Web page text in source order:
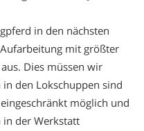
in den nächsten
mit größter
Dies müssen wir
den Lokschuppen sind
möglich und
der Werkstatt